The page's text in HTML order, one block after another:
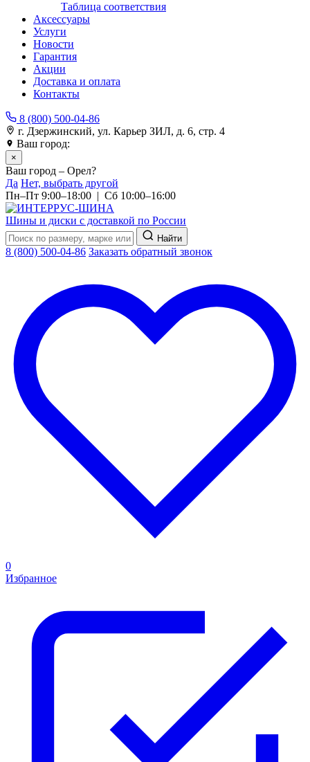
Таблица соответствия
Аксессуары
Услуги
Новости
Гарантия
Акции
Доставка и оплата
Контакты
8 (800) 500-04-86
г. Дзержинский, ул. Карьер ЗИЛ, д. 6, стр. 4
Ваш город:
×
Ваш город – Орел?
Да Нет, выбрать другой
Пн–Пт 9:00–18:00 | Сб 10:00–16:00
Шины и диски с доставкой по России
Найти
8 (800) 500-04-86 Заказать обратный звонок
0
Избранное